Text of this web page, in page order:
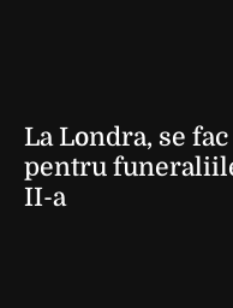
La Londra, se
pentru
II-a